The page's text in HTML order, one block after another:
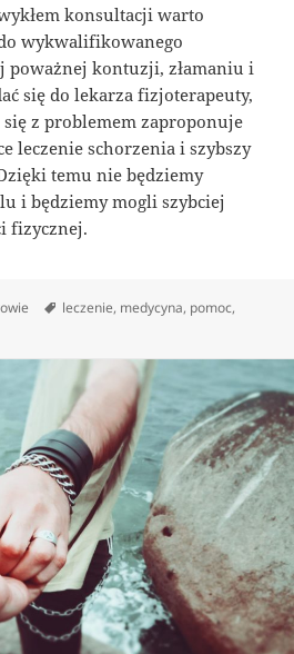
konsultacji warto
wykwalifikowanego
poważnej kontuzji, złamaniu i
się do lekarza fizjoterapeuty,
z problemem zaproponuje
leczenie schorzenia i szybszy
temu nie będziemy
i będziemy mogli szybciej
fizycznej.
Tagi
leczenie, medycyna, pomoc,